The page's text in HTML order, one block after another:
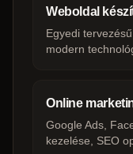
Weboldal
Egyedi
modern
Online
Google Ads,
kezelése, SEO